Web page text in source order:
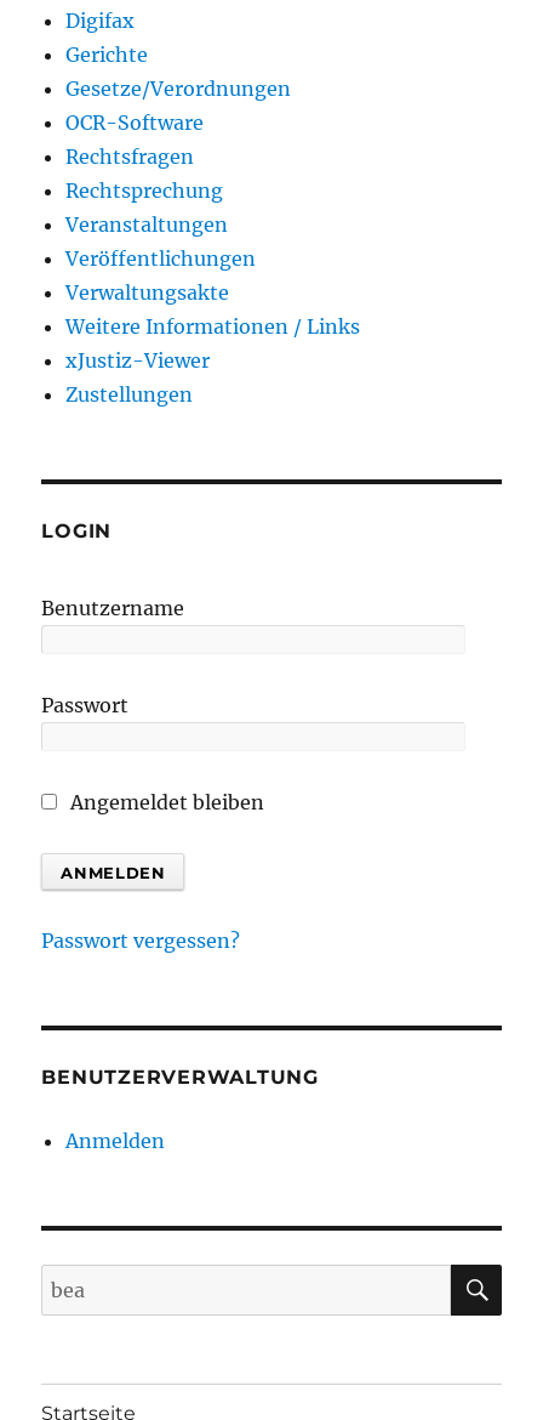
Digifax
Gerichte
Gesetze/Verordnungen
OCR-Software
Rechtsfragen
Rechtsprechung
Veranstaltungen
Veröffentlichungen
Verwaltungsakte
Weitere Informationen / Links
xJustiz-Viewer
Zustellungen
LOGIN
Benutzername
Passwort
Angemeldet bleiben
Passwort vergessen?
BENUTZERVERWALTUNG
Anmelden
Suche
nach:
Startseite